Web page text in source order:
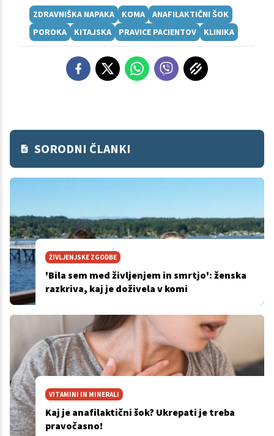
ZDRAVNIŠKA NAPAKA KOMA
ANAFILAKTIČNI ŠOK
POROKA
KITAJSKA PRAVICE PACIENTOV KLINIKA
SORODNI ČLANKI
ŽIVLJENJSKE ZGODBE
'Bila sem med življenjem in smrtjo': ženska
razkriva, kaj je doživela v komi
VITAMINI IN MINERALI
Kaj je anafilaktični šok? Ukrepati je treba
pravočasno!